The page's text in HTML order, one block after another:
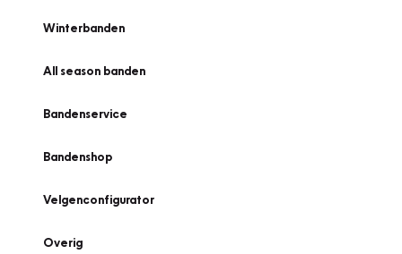
Winterbanden
All season banden
Bandenservice
Bandenshop
Velgenconfigurator
Overig